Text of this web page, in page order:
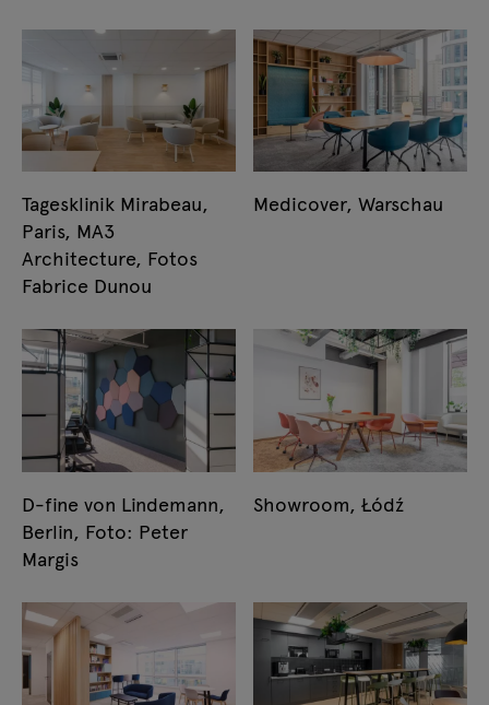
Tagesklinik Mirabeau,
Paris, MA3
Architecture, Fotos
Fabrice Dunou
Medicover, Warschau
D-fine von Lindemann,
Berlin, Foto: Peter
Margis
Showroom, Łódź